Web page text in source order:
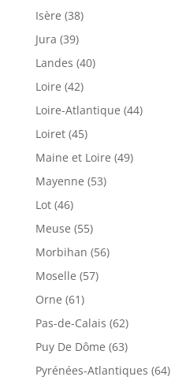
Isère (38)
Jura (39)
Landes (40)
Loire (42)
Loire-Atlantique (44)
Loiret (45)
Maine et Loire (49)
Mayenne (53)
Lot (46)
Meuse (55)
Morbihan (56)
Moselle (57)
Orne (61)
Pas-de-Calais (62)
Puy De Dôme (63)
Pyrénées-Atlantiques (64)